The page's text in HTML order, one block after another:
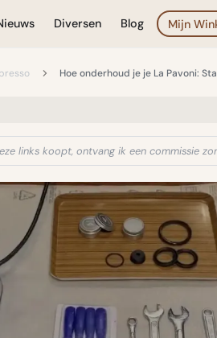
Diversen Blog Mijn
Hoe onderhoud je je La Pavoni:
links koopt, ontvang ik een commissie